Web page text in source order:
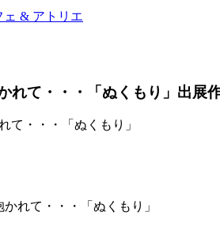
ェ & アトリエ
れて・・・「ぬくもり」 出展
れて・・・「ぬくもり」